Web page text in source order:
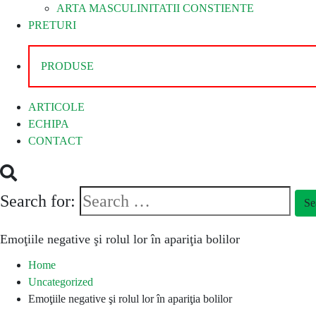
ARTA MASCULINITATII CONSTIENTE
PRETURI
PRODUSE
ARTICOLE
ECHIPA
CONTACT
Search for:
Emoţiile negative şi rolul lor în apariţia bolilor
Home
Uncategorized
Emoţiile negative şi rolul lor în apariţia bolilor